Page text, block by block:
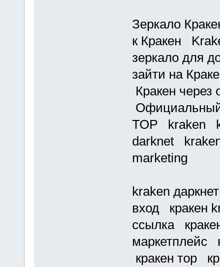
Зеркало
к Кракен
зеркало для
зайти на
Кракен
Официальный
ТОР kraken
darknet
marketing
kraken
вход кракен
ссылка
маркетплейс
кракен тор